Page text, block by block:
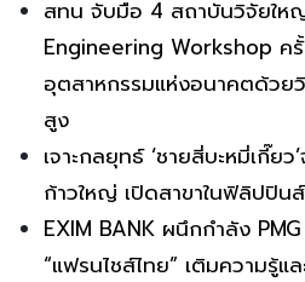
สทน จับมือ 4 สถาบันวิจัยให
Engineering Workshop ค
อุตสาหกรรมแห่งอนาคตด้วย
สูง
เจาะกลยุทธ์ ‘ชายสี่บะหมี่เกี๊ย
ก้าวใหญ่ เปิดสาขาในฟิลิปปินส์
EXIM BANK ผนึกกำลัง
“แฟรนไชส์ไทย” เติมความรู้แ